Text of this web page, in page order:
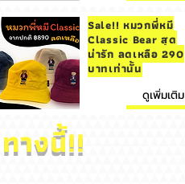
Sale!! หมวกพี่หมี
Classic Bear สุด
น่ารัก ลดเหลือ 290
บาทเท่านั้น
ดูเพิ่มเติม
ทางนี้!!